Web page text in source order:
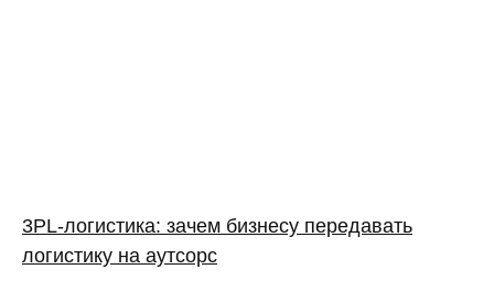
3PL‑логистика: зачем бизнесу передавать
логистику на аутсорс